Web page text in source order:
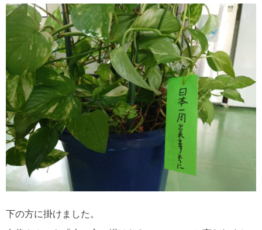
下の方に掛けました。